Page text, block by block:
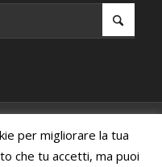
dell'associazionismo
Sociale con Decreto
per migliorare la tua
che tu accetti, ma puoi